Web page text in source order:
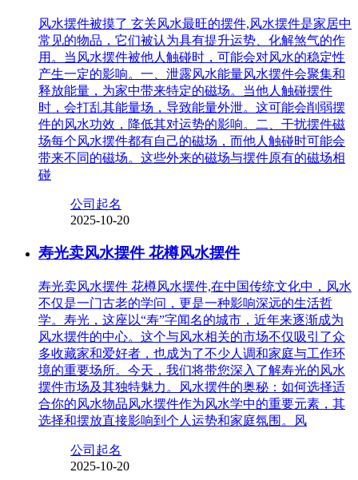
风水摆件被摸了 玄关风水最旺的摆件,风水摆件是家居中
常见的物品，它们被认为具有提升运势、化解煞气的作
用。当风水摆件被他人触碰时，可能会对风水的稳定性
产生一定的影响。一、泄露风水能量风水摆件会聚集和
释放能量，为家中带来特定的磁场。当他人触碰摆件
时，会打乱其能量场，导致能量外泄。这可能会削弱摆
件的风水功效，降低其对运势的影响。二、干扰摆件磁
场每个风水摆件都有自己的磁场，而他人触碰时可能会
带来不同的磁场。这些外来的磁场与摆件原有的磁场相
碰
公司起名
2025-10-20
寿光卖风水摆件 花樽风水摆件
寿光卖风水摆件 花樽风水摆件,在中国传统文化中，风水
不仅是一门古老的学问，更是一种影响深远的生活哲
学。寿光，这座以“寿”字闻名的城市，近年来逐渐成为
风水摆件的中心。这个与风水相关的市场不仅吸引了众
多收藏家和爱好者，也成为了不少人调和家庭与工作环
境的重要场所。今天，我们将带您深入了解寿光的风水
摆件市场及其独特魅力。风水摆件的奥秘：如何选择适
合你的风水物品风水摆件作为风水学中的重要元素，其
选择和摆放直接影响到个人运势和家庭氛围。风
公司起名
2025-10-20